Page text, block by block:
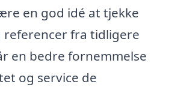
en god idé at tjekke
referencer fra tidligere
en bedre fornemmelse
og service de